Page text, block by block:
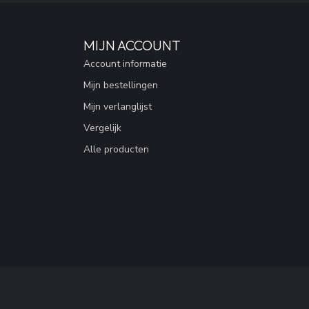
MIJN ACCOUNT
Account informatie
Mijn bestellingen
Mijn verlanglijst
Vergelijk
Alle producten